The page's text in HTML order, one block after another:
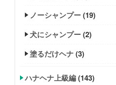
ノーシャンプー(19)
犬にシャンプー(2)
塗るだけヘナ(3)
ハナヘナ上級編(143)